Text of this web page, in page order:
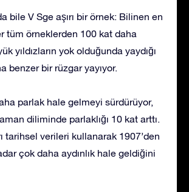
bile V Sge aşırı bir örnek: Bilinen en
tüm örneklerden 100 kat daha
yıldızların yok olduğunda yaydığı
benzer bir rüzgar yayıyor.
parlak hale gelmeyi sürdürüyor,
diliminde parlaklığı 10 kat arttı.
tarihsel verileri kullanarak 1907’den
çok daha aydınlık hale geldiğini